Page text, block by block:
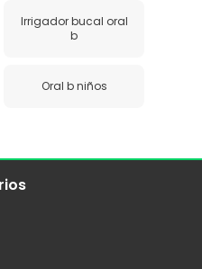
Irrigador bucal oral
b
Oral b niños